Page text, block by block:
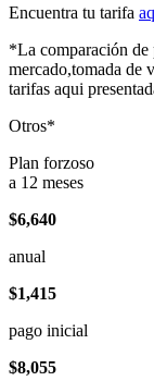
Encuentra tu tarifa
*La comparación de
mercado,tomada de
tarifas aqui
Otros*
Plan forzoso
a 12 meses
$6,640
anual
$1,415
pago inicial
$8,055